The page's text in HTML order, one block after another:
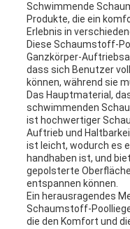
Schwimmende
Produkte, die ein
Erlebnis in
Diese Schaumstoff-
Ganzkörper-
dass sich Benutzer
können, während sie
Das Hauptmaterial,
schwimmenden
ist hochwertiger
Auftrieb und
ist leicht, wodurch es
handhaben ist, und
gepolsterte
entspannen können.
Ein herausragendes
Schaumstoff-
die den Komfort und